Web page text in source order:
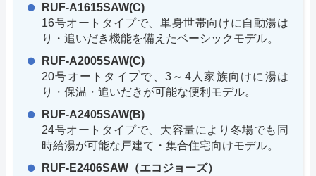
RUF-A1615SAW(C)
16号オートタイプで、単身世帯向けに自動湯は
り・追いだき機能を備えたベーシックモデル。
RUF-A2005SAW(C)
20号オートタイプで、3～4人家族向けに湯は
り・保温・追いだきが可能な便利モデル。
RUF-A2405SAW(B)
24号オートタイプで、大容量により冬場でも同
時給湯が可能な戸建て・集合住宅向けモデル。
RUF-E2406SAW（エコジョーズ）